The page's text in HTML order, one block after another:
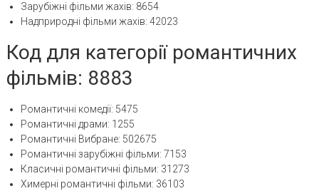
Зарубіжні фільми жахів: 8654
Надприродні фільми жахів: 42023
Код для категорії романтичних
фільмів: 8883
Романтичні комедії: 5475
Романтичні драми: 1255
Романтичні Вибране: 502675
Романтичні зарубіжні фільми: 7153
Класичні романтичні фільми: 31273
Химерні романтичні фільми: 36103